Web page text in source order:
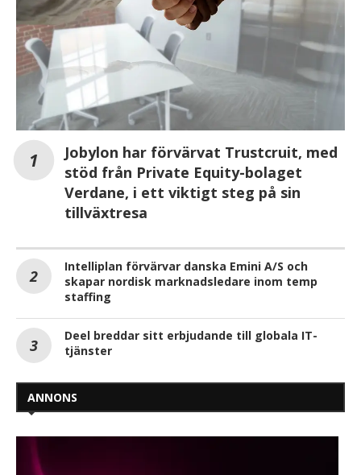
Jobylon har förvärvat Trustcruit, med
stöd från Private Equity-bolaget
Verdane, i ett viktigt steg på sin
tillväxtresa
Intelliplan förvärvar danska Emini A/S och
skapar nordisk marknadsledare inom temp
staffing
Deel breddar sitt erbjudande till globala IT-
tjänster
ANNONS